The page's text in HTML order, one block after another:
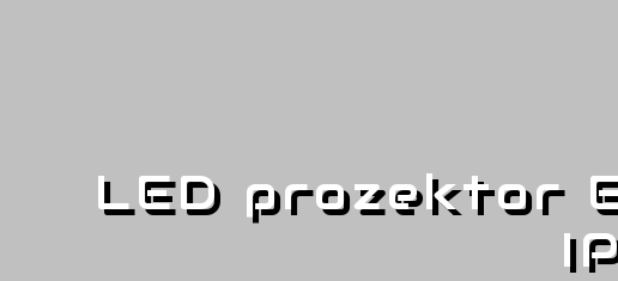
LED prozektor